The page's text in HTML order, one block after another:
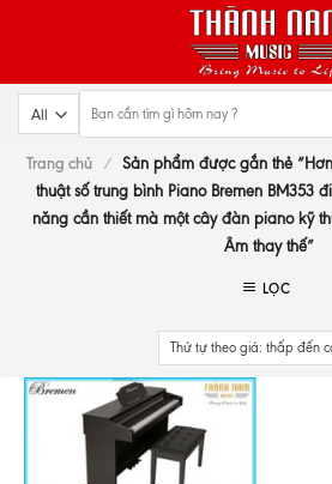
Trang chủ / Sản phẩm được gắn thẻ
thuật số trung bình Piano Bremen BM353
năng cần thiết mà một cây đàn piano kỹ
Âm thay thế”
LỌC